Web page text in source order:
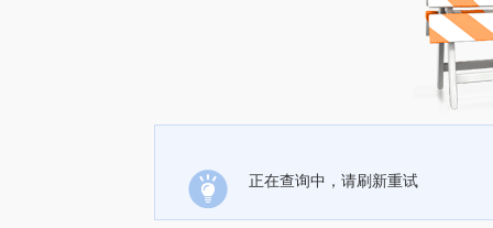
正在查询中，请刷新重试